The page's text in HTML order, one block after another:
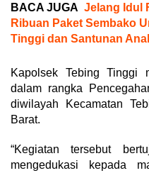
BACA JUGA Jelang Idul
Ribuan Paket Sembako
Tinggi dan Santunan
Kapolsek Tebing Tinggi
dalam rangka
diwilayah Kecamatan
Barat.
“Kegiatan tersebut
mengedukasi kepada